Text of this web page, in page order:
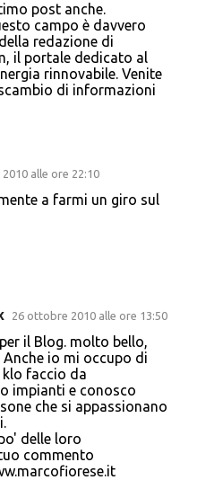
post anche.
campo è davvero
redazione di
il portale dedicato al
rinnovabile. Venite
di informazioni
alle ore 22:10
a farmi un giro sul
26 ottobre 2010 alle ore 13:50
il Blog. molto bello,
io mi occupo di
klo faccio da
impianti e conosco
che si appassionano
delle loro
commento